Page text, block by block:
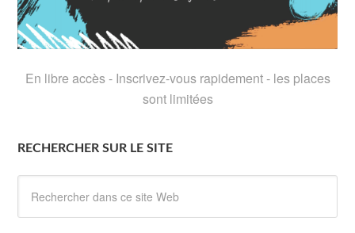
En libre accès - Inscrivez-vous rapidement - les places
sont limitées
RECHERCHER SUR LE SITE